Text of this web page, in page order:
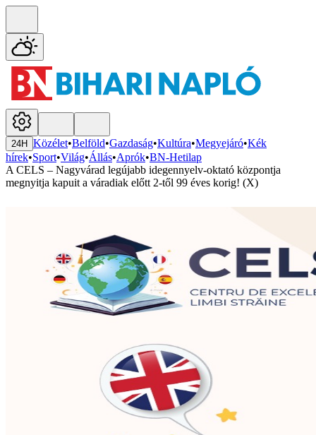
24H Közélet•Belföld•Gazdaság•Kultúra•Megyejáró•Kék
hírek•Sport•Világ•Állás•Aprók•BN-Hetilap
A CELS – Nagyvárad legújabb idegennyelv-oktató központja
megnyitja kapuit a váradiak előtt 2-től 99 éves korig! (X)